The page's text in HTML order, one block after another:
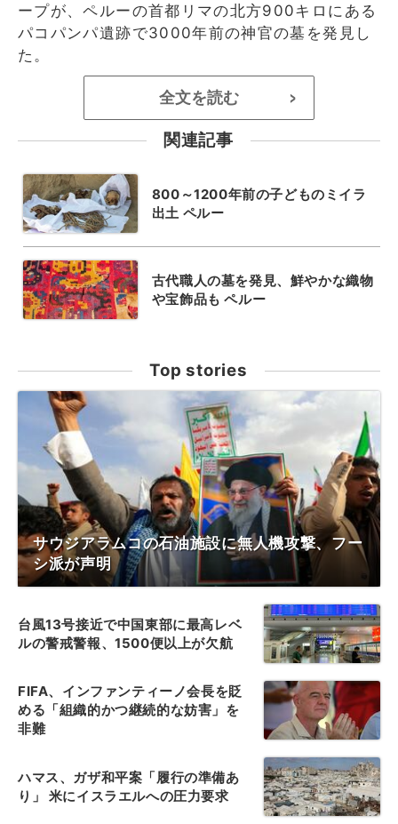
ープが、ペルーの首都リマの北方900キロにある
パコパンパ遺跡で3000年前の神官の墓を発見し
た。
全文を読む >
関連記事
800～1200年前の子どものミイラ
出土 ペルー
古代職人の墓を発見、鮮やかな織物
や宝飾品も ペルー
Top stories
サウジアラムコの石油施設に無人機攻撃、フー
シ派が声明
台風13号接近で中国東部に最高レベ
ルの警戒警報、1500便以上が欠航
FIFA、インファンティーノ会長を貶
める「組織的かつ継続的な妨害」を
非難
ハマス、ガザ和平案「履行の準備あ
り」 米にイスラエルへの圧力要求